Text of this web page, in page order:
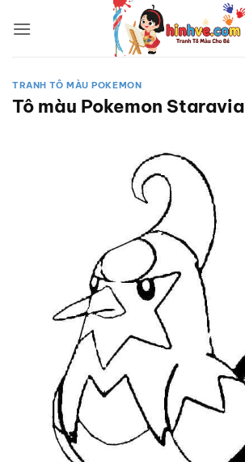
qua
TRANH TÔ MÀU POKEMON
Tô màu Pokemon Staravia